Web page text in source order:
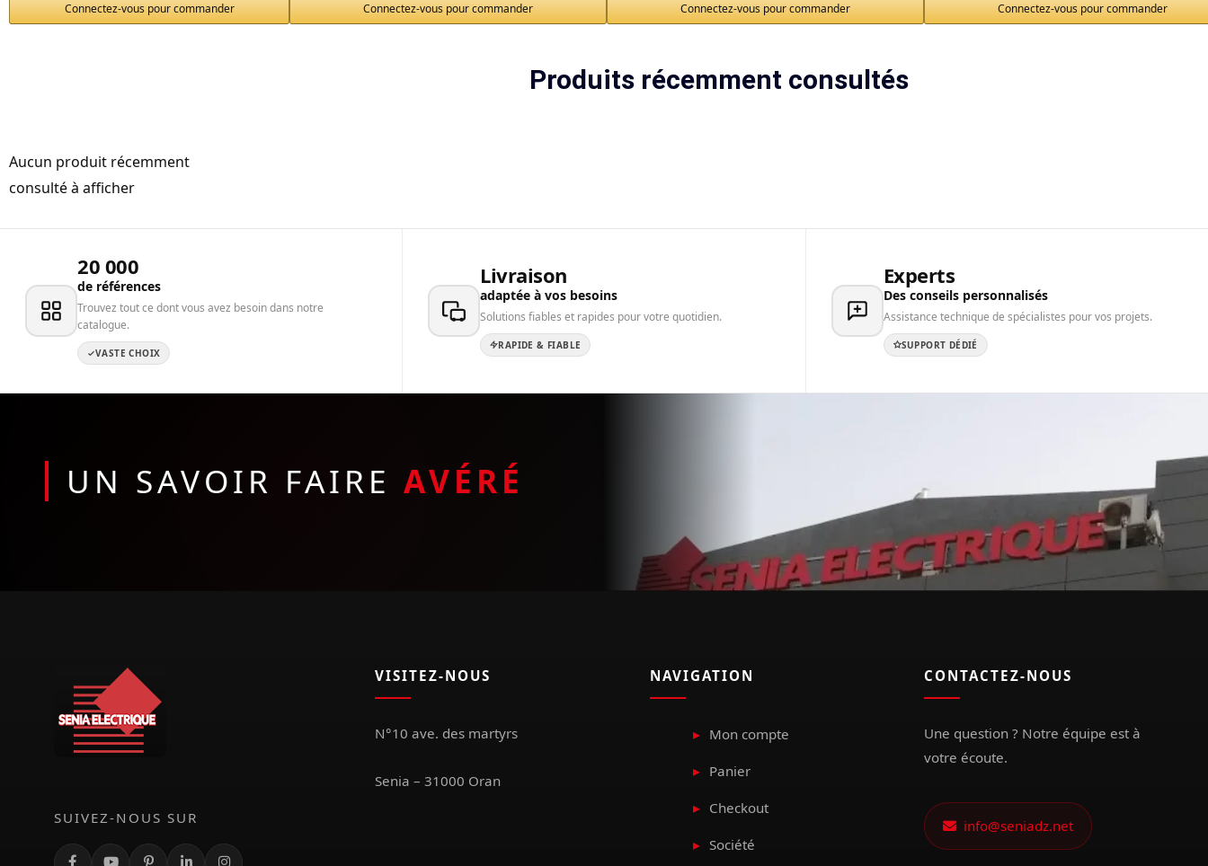
Connectez-vous pour commander Connectez-vous pour commander Connectez-vous pour commander Connectez-vous pour commander
Produits récemment consultés
Aucun produit récemment
consulté à afficher
20 000
de références
Trouvez tout ce dont vous avez besoin dans notre
catalogue.
VASTE CHOIX
Livraison
adaptée à vos besoins
Solutions fiables et rapides pour votre quotidien.
RAPIDE & FIABLE
Experts
Des conseils personnalisés
Assistance technique de spécialistes pour vos projets.
SUPPORT DÉDIÉ
UN SAVOIR FAIRE AVÉRÉ
SUIVEZ-NOUS SUR
VISITEZ-NOUS
N°10 ave. des martyrs
Senia – 31000 Oran
NAVIGATION
Mon compte
Panier
Checkout
Société
CONTACTEZ-NOUS
Une question ? Notre équipe est à
votre écoute.
info@seniadz.net